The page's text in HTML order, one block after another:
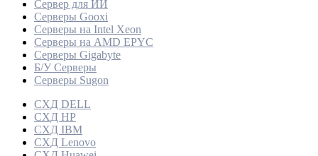
Сервер для ИИ
Серверы Gooxi
Серверы на Intel Xeon
Серверы на AMD EPYC
Серверы Gigabyte
Б/У Серверы
Серверы Sugon
СХД DELL
СХД HP
СХД IBM
СХД Lenovo